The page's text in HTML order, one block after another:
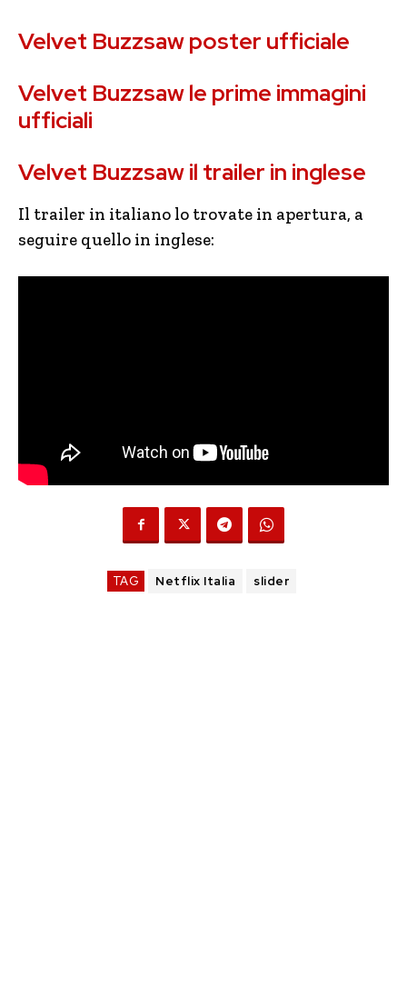
Velvet Buzzsaw poster ufficiale
Velvet Buzzsaw le prime immagini
ufficiali
Velvet Buzzsaw il trailer in inglese
Il trailer in italiano lo trovate in apertura, a
seguire quello in inglese:
TAG Netflix Italia slider